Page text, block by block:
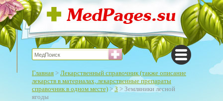
Главная > Лекарственный справочник (также описание
лекарств в материалах, лекарственные препараты
справочник в одном месте) >З > Земляники лесной
ягоды